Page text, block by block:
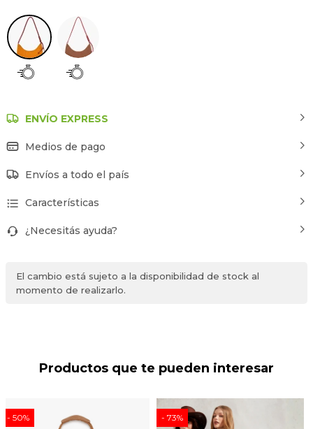
ENVÍO EXPRESS
Medios de pago
Envíos a todo el país
Características
¿Necesitás ayuda?
El cambio está sujeto a la disponibilidad de stock al
momento de realizarlo.
Productos que te pueden interesar
50 73